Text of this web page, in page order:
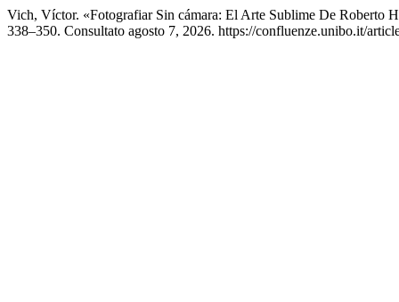
Vich, Víctor. «Fotografiar Sin cámara: El Arte Sublime De Roberto
338–350. Consultato agosto 7, 2026. https://confluenze.unibo.it/